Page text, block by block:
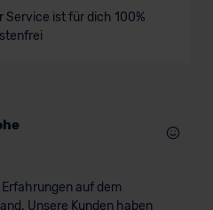
Service ist für dich 100%
auf dem
Unsere Kunden haben